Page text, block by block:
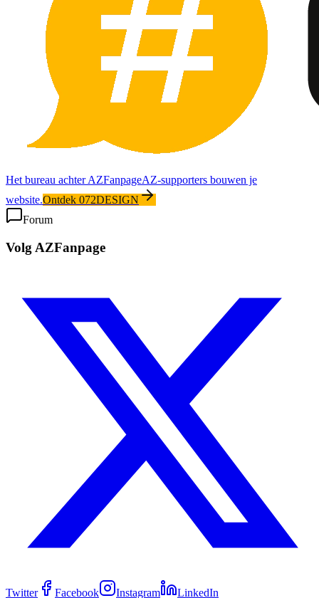
Het bureau achter AZFanpageAZ-supporters bouwen je
website.Ontdek 072DESIGN
Forum
Volg AZFanpage
Twitter Facebook Instagram LinkedIn